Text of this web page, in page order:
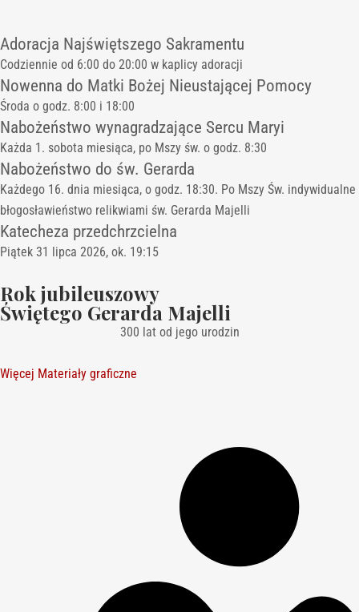
Adoracja Najświętszego Sakramentu
Codziennie od 6:00 do 20:00 w kaplicy adoracji
Nowenna do Matki Bożej Nieustającej Pomocy
Środa o godz. 8:00 i 18:00
Nabożeństwo wynagradzające Sercu Maryi
Każda 1. sobota miesiąca, po Mszy św. o godz. 8:30
Nabożeństwo do św. Gerarda
Każdego 16. dnia miesiąca, o godz. 18:30. Po Mszy Św. indywidualne
błogosławieństwo relikwiami św. Gerarda Majelli
Katecheza przedchrzcielna
Piątek 31 lipca 2026, ok. 19:15
Rok jubileuszowy
Świętego Gerarda Majelli
300 lat od jego urodzin
Więcej Materiały graficzne